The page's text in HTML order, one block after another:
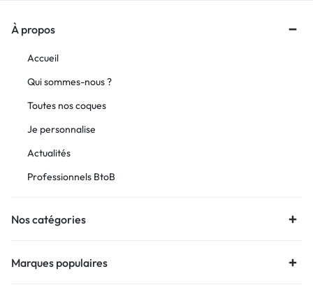
À propos
Accueil
Qui sommes-nous ?
Toutes nos coques
Je personnalise
Actualités
Professionnels BtoB
Nos catégories
Marques populaires